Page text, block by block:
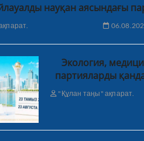
науқан аясындағы
Экология,
партияларды
"Құлан таңы" ақпарат.